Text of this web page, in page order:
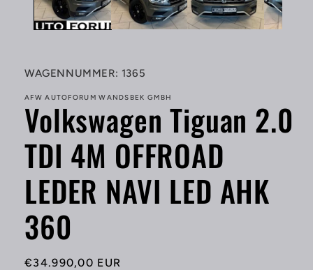
SKU:
WAGENNUMMER: 1365
AFW AUTOFORUM WANDSBEK GMBH
Volkswagen Tiguan 2.0
TDI 4M OFFROAD
LEDER NAVI LED AHK
360
Normaler
€34.990,00 EUR